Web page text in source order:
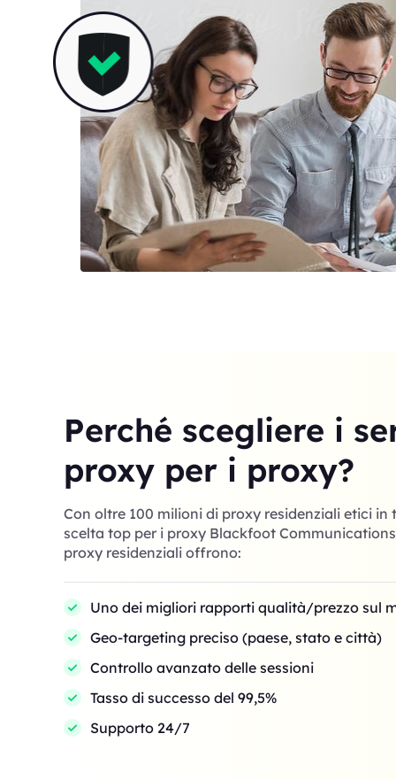
Perché scegliere i
proxy per i proxy?
Con oltre 100 milioni di proxy residenziali etici in
scelta top per i proxy Blackfoot
proxy residenziali offrono:
Uno dei migliori rapporti qualità/prezzo sul
Geo-targeting preciso (paese, stato e città)
Controllo avanzato delle sessioni
Tasso di successo del 99,5%
Supporto 24/7